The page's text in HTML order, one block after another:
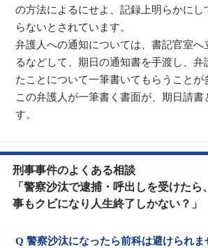
の方法によるにせよ、記録上明らかにし
らないとされています。
弁護人への通知については、書記官室へ
るなどして、期日の通知書を手渡し、弁
たことについて一筆書いてもらうことが
この弁護人が一筆書く書面が、期日請書
す。
刑事事件のよくある相談
「警察沙汰で逮捕・呼出しを受けた
事もクビになり人生終了しかない？」
Q 警察沙汰になったら前科は避けられま